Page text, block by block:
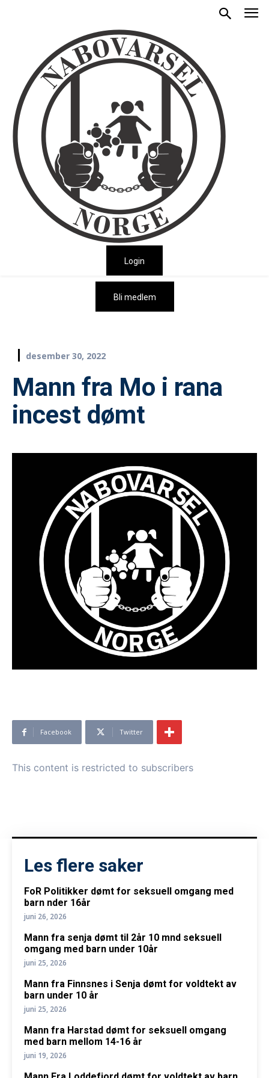
Login
Bli medlem
desember 30, 2022
Mann fra Mo i rana
incest dømt
Facebook Twitter
This content is restricted to subscribers
Les flere saker
FoR Politikker dømt for seksuell omgang med
barn nder 16år
juni 26, 2026
Mann fra senja dømt til 2år 10 mnd seksuell
omgang med barn under 10år
juni 25, 2026
Mann fra Finnsnes i Senja dømt for voldtekt av
barn under 10 år
juni 25, 2026
Mann fra Harstad dømt for seksuell omgang
med barn mellom 14-16 år
juni 19, 2026